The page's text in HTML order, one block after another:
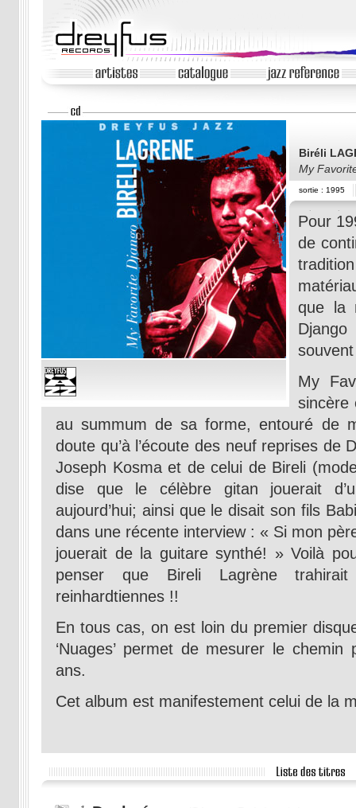
Biréli
My
sortie : 1995
Pour
de
que la
My
sincère
au summum de sa forme, entouré de
doute qu’à l’écoute des neuf reprises de
Joseph Kosma et de celui de Bireli
dise que le célèbre gitan jouerait
aujourd’hui; ainsi que le disait son fils
dans une récente interview : « Si mon
jouerait de la guitare synthé! » Voilà
penser que Bireli Lagrène trahirait
reinhardtiennes !!
En tous cas, on est loin du premier
‘Nuages’ permet de mesurer le
ans.
Cet album est manifestement celui de la